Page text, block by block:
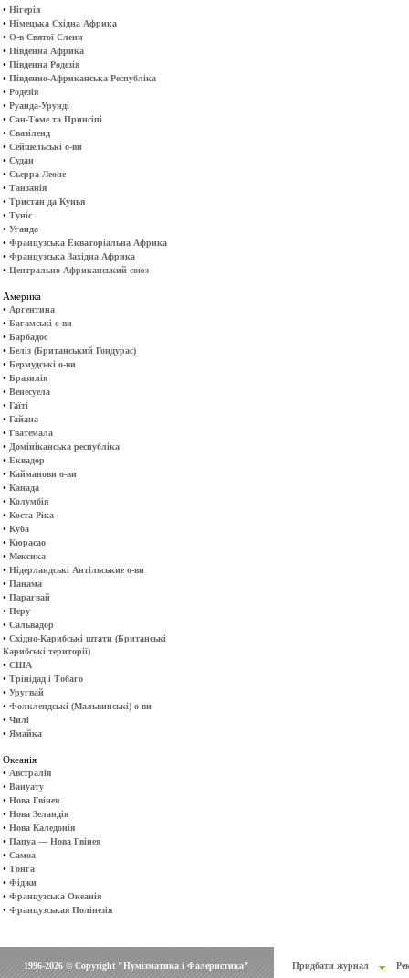
• Нігерія
• Німецька Східна Африка
• О-в Святої Єлени
• Південна Африка
• Південна Родезія
• Південно-Африканська Республіка
• Родезія
• Руанда-Урунді
• Сан-Томе та Принсіпі
• Свазіленд
• Сейшельські о-ви
• Судан
• Сьерра-Леоне
• Танзанія
• Тристан да Кунья
• Туніс
• Уганда
• Французська Екваторіальна Африка
• Французська Західна Африка
• Центрально Африканський союз
Америка
• Аргентина
• Багамські о-ви
• Барбадос
• Беліз (Британський Гондурас)
• Бермудські о-ви
• Бразилія
• Венесуела
• Гаїті
• Гайана
• Гватемала
• Домініканська республіка
• Еквадор
• Кайманови о-ви
• Канада
• Колумбія
• Коста-Ріка
• Куба
• Кюрасао
• Мексика
• Нідерландські Антільськие о-ви
• Панама
• Парагвай
• Перу
• Сальвадор
• Східно-Карибські штати (Британські
Карибські території)
• США
• Трінідад і Тобаго
• Уругвай
• Фолклендські (Мальвинські) о-ви
• Чилі
• Ямайка
Океанія
• Австралія
• Вануату
• Нова Гвінея
• Нова Зеландія
• Нова Каледонія
• Папуа — Нова Гвінея
• Самоа
• Тонга
• Фіджи
• Французська Океанія
• Французськая Полінезія
1996-2026 © Copyright "Нумізматика і Фалеристика" Придбати журнал